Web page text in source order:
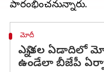
మోదీ
ఎన్నికల ఏడాదిలో
ఉండేలా బీజేపీ